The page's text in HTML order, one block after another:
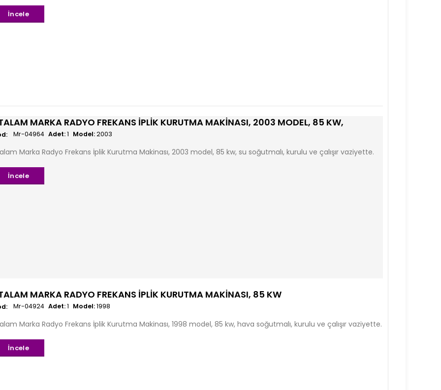
İncele
MARKA RADYO FREKANS İPLIK KURUTMA MAKINASI, 2003 MODEL, 85 KW,
Adet:1 Model:2003
Mr-04964
Marka Radyo Frekans İplik Kurutma Makinası, 2003 model, 85 kw, su soğutmalı, kurulu ve çalışır vaziyette.
İncele
MARKA RADYO FREKANS İPLIK KURUTMA MAKINASI, 85 KW
Adet:1 Model:1998
Mr-04924
Marka Radyo Frekans İplik Kurutma Makinası, 1998 model, 85 kw, hava soğutmalı, kurulu ve çalışır vaziyette.
İncele